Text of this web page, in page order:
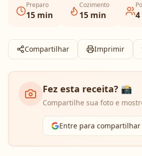
Preparo
15 min
Cozimento
15 min 4
Compartilhar Imprimir
Fez esta receita? 📸
Compartilhe sua foto e
Entre para compartilhar